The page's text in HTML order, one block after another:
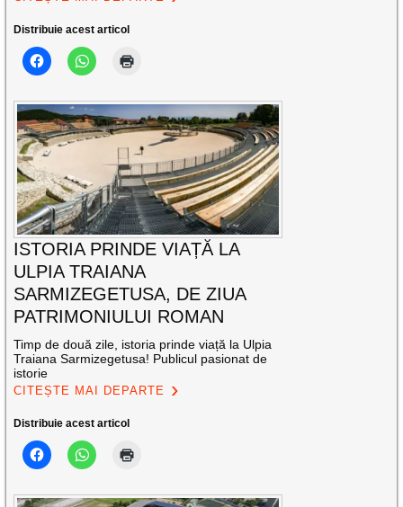
Distribuie acest articol
ISTORIA PRINDE VIAȚĂ LA
ULPIA TRAIANA
SARMIZEGETUSA, DE ZIUA
PATRIMONIULUI ROMAN
Timp de două zile, istoria prinde viață la Ulpia
Traiana Sarmizegetusa! Publicul pasionat de
istorie
CITEȘTE MAI DEPARTE
Distribuie acest articol